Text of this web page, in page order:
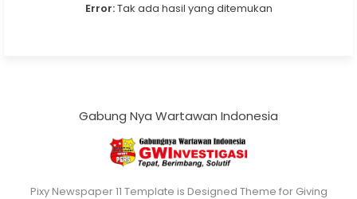
Error:Tak ada hasil yang ditemukan
Gabung Nya Wartawan Indonesia
Pixy Newspaper 11 Template is Designed Theme for Giving